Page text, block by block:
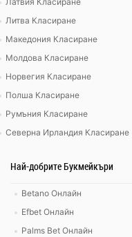
Литва Класиране
Македония Класиране
Молдова Класиране
Норвегия Класиране
Полша Класиране
Румъния Класиране
Северна Ирландия Класиране
Най-добрите Букмейкъри
Betano Онлайн
Efbet Онлайн
Palms Bet Онлайн